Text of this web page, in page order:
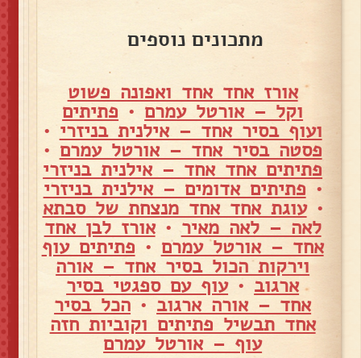
מתכונים נוספים
אורז אחד אחד ואפונה פשוט
וקל – אורטל עמרם • פתיתים
ועוף בסיר אחד – אילנית בניזרי •
פסטה בסיר אחד – אורטל עמרם •
פתיתים אחד אחד – אילנית בניזרי
• פתיתים אדומים – אילנית בניזרי
•עוגת אחד אחד מנצחת של סבתא
לאה – לאה מאיר •אורז לבן אחד
אחד – אורטל עמרם • פתיתים עוף
וירקות הכול בסיר אחד – אורה
ארגוב •עוף עם ספגטי בסיר
אחד – אורה ארגוב • הכל בסיר
אחד תבשיל פתיתים וקוביות חזה
עוף – אורטל עמרם